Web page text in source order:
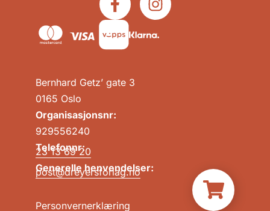
Bernhard Getz’ gate 3
0165 Oslo
Organisasjonsnr:
929556240
Telefonnr:
23 13 69 20
Generelle henvendelser:
post@dreyersforlag.no
Personvernerklæring